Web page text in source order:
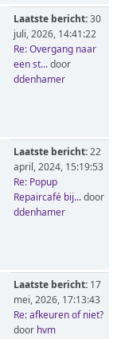
Laatste bericht:30
juli, 2026, 14:41:22
Re: Overgang naar
een st...door
ddenhamer
Laatste bericht:22
april, 2024, 15:19:53
Re: Popup
Repaircafé bij...door
ddenhamer
Laatste bericht: 17
mei, 2026, 17:13:43
Re: afkeuren of niet?
door hvm